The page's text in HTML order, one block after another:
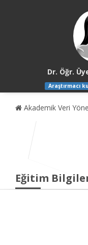
Dr. Öğr.
Araştırmacı
Akademik Veri
Eğitim